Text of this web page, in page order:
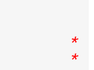
*
*